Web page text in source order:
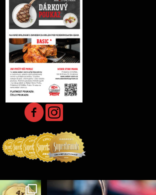
u vás doma!... Spoustu podobných triků, které vám usnadní nejenom ...